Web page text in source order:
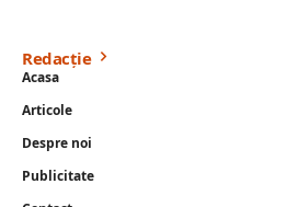
Redacție
Acasa
Articole
Despre noi
Publicitate